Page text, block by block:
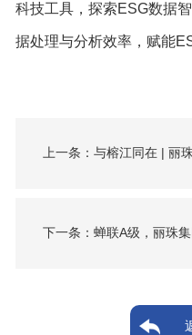
科技工具，探索ESG数据
据处理与分析效率，赋能
上一条 ：与榕江同在 | 丽
下一条 ：蝉联A级，丽珠